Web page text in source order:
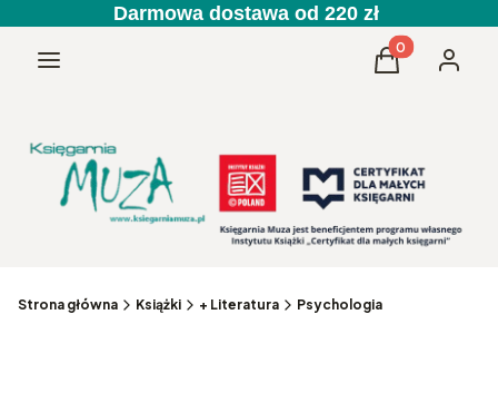
Darmowa dostawa od 220 zł
Menu Produkty w
Koszyk
Strona główna Książki + Literatura Psychologia